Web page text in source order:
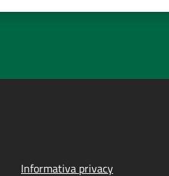
Informativa privacy